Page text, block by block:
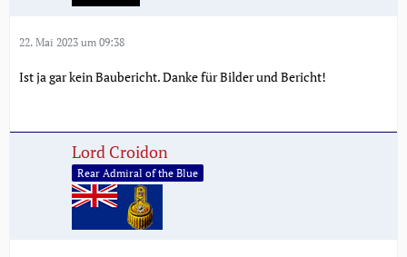
22. Mai 2023 um 09:38
Ist ja gar kein Baubericht. Danke für Bilder und Bericht!
Lord Croidon
Rear Admiral of the Blue